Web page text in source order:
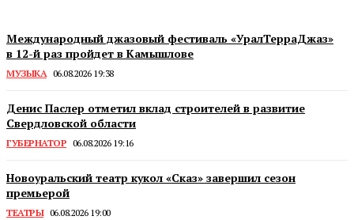
Международный джазовый фестиваль «УралТерраДжаз»
в 12-й раз пройдет в Камышлове
МУЗЫКА 06.08.2026 19:38
Денис Паслер отметил вклад строителей в развитие
Свердловской области
ГУБЕРНАТОР 06.08.2026 19:16
Новоуральский театр кукол «Сказ» завершил сезон
премьерой
ТЕАТРЫ 06.08.2026 19:00